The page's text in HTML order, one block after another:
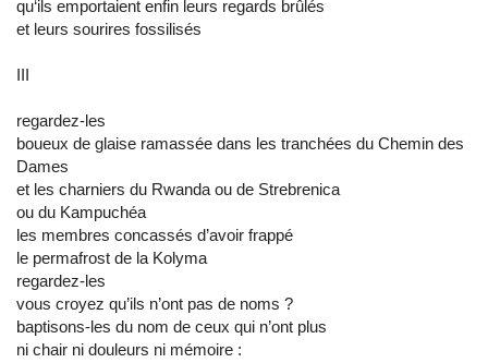
qu‘ils emportaient enfin leurs regards brûlés
et leurs sourires fossilisés
III
regardez-les
boueux de glaise ramassée dans les tranchées du Chemin des
Dames
et les charniers du Rwanda ou de Strebrenica
ou du Kampuchéa
les membres concassés d’avoir frappé
le permafrost de la Kolyma
regardez-les
vous croyez qu’ils n’ont pas de noms ?
baptisons-les du nom de ceux qui n’ont plus
ni chair ni douleurs ni mémoire :